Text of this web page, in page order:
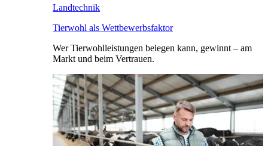
Landtechnik
Tierwohl als Wettbewerbsfaktor
Wer Tierwohlleistungen belegen kann, gewinnt – am
Markt und beim Vertrauen.